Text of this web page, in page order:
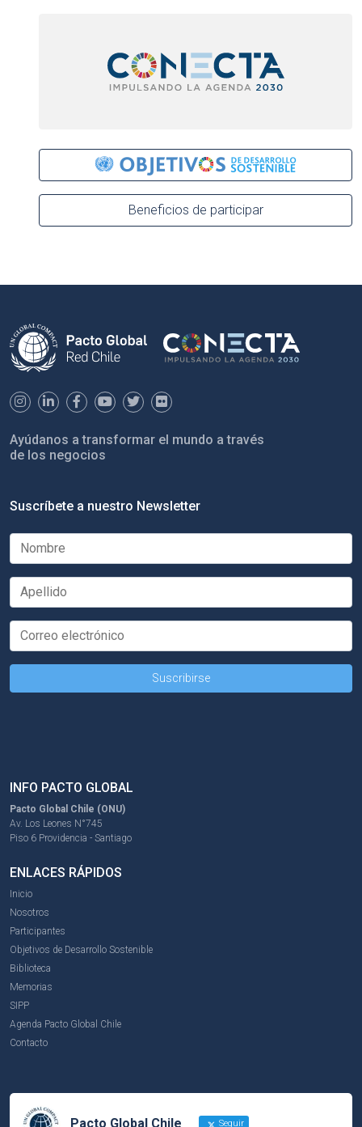
Beneficios de participar
Ayúdanos a transformar el mundo a través
de los negocios
Suscríbete a nuestro Newsletter
INFO PACTO GLOBAL
Pacto Global Chile (ONU)
Av. Los Leones N°745
Piso 6 Providencia - Santiago
ENLACES RÁPIDOS
Inicio
Nosotros
Participantes
Objetivos de Desarrollo Sostenible
Biblioteca
Memorias
SIPP
Agenda Pacto Global Chile
Contacto
Pacto Global Chile Seguir